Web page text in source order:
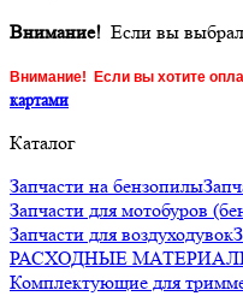
Внимание! Если вы
Внимание! Если вы хотите
картами
Каталог
Запчасти на бензопилы
Запчасти для мотобуров
Запчасти для воздуходувок
РАСХОДНЫЕ
Комплектующие для